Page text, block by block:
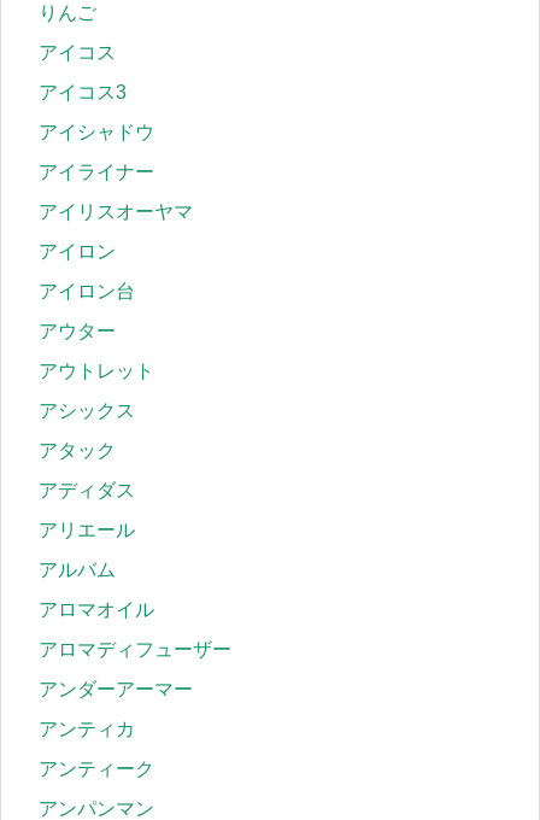
りんご
アイコス
アイコス3
アイシャドウ
アイライナー
アイリスオーヤマ
アイロン
アイロン台
アウター
アウトレット
アシックス
アタック
アディダス
アリエール
アルバム
アロマオイル
アロマディフューザー
アンダーアーマー
アンティカ
アンティーク
アンパンマン